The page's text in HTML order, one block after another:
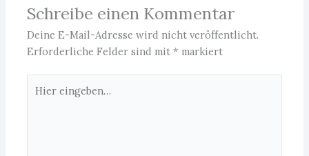
Schreibe einen Kommentar
Deine E-Mail-Adresse wird nicht veröffentlicht.
Erforderliche Felder sind mit* markiert
eingeben…